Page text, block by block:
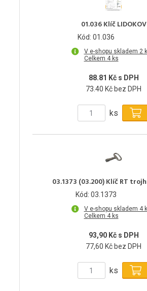
01.036 Klíč LIDOKOV
Kód: 01.036
V e-shopu skladem 2
Celkem 4 ks
88.81 Kč s DPH
73.40 Kč bez DPH
ks
03.1373 (03.200) Klíč RT
Kód: 03.1373
V e-shopu skladem 4
Celkem 4 ks
93,90 Kč s DPH
77,60 Kč bez DPH
ks